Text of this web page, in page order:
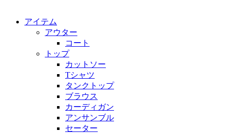
アイテム
アウター
コート
トップ
カットソー
Tシャツ
タンクトップ
ブラウス
カーディガン
アンサンブル
セーター